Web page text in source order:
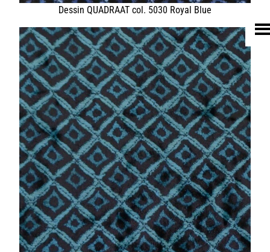
TEXTIL
ECO FRIENDLY
SHOP PELLEBELLE
PRODUKTE
DIENSTLEISTUNGEN
KNOW HOW
NEWS
KONTAKT